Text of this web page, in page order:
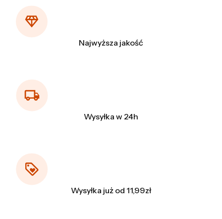
Najwyższa jakość
Wysyłka w 24h
Wysyłka już od 11,99zł